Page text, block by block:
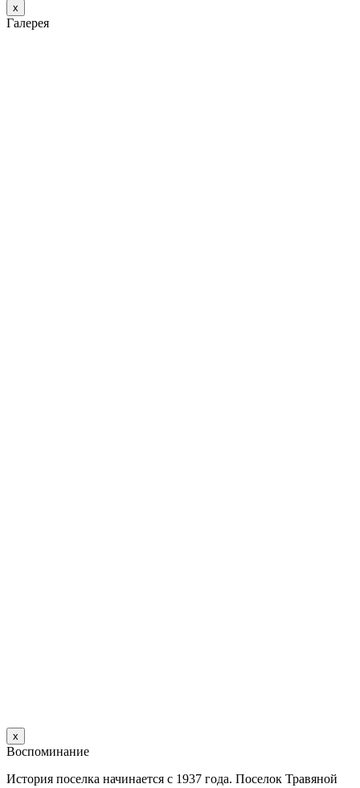
х
Галерея
х
Воспоминание
История поселка начинается с 1937 года. Поселок Травяной